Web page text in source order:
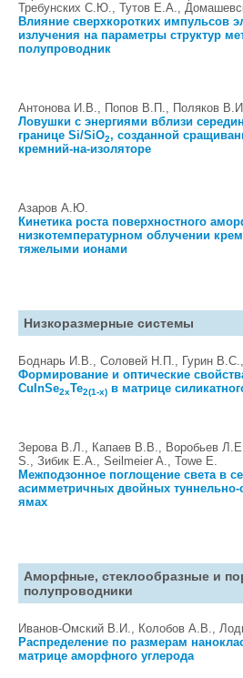
Требунских С.Ю., Тутов Е.А.,
Влияние сверхкоротких импульсов
излучения на параметры структур
полупроводник
Антонова И.В., Попов В.П., Поляков
Ловушки с энергиями вблизи
границе Si/SiO2, созданной
кремний-на-изоляторе
Азаров А.Ю.
Кинетика роста поверхностного
низкотемпературном облучении
тяжелыми ионами
Низкоразмерные системы
Боднарь И.В., Соловей Н.П., Гурин
Формирование и оптические
CuInSe2xTe2(1-x) в матрице
Зерова В.Л., Капаев В.В., Воробьев
S., Зибик Е.А., Seilmeier A., Towe E.
Межподзонное поглощение света в
асимметричных двойных туннельно-
ямах
Аморфные, стеклообразные и
полупроводники
Иванов-Омский В.И., Колобов А.В.,
Распределение по размерам
матрице аморфного углерода